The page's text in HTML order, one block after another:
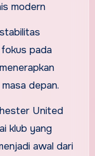
modern
fokus pada
depan.
United
klub yang
awal dari